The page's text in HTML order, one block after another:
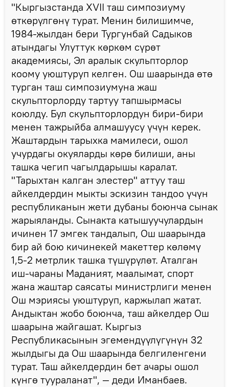
"Кыргызстанда XVII таш симпозиуму
өткөрүлгөнү турат. Менин билишимче,
1984-жылдан бери Тургунбай Садыков
атындагы Улуттук көркөм сүрөт
академиясы, Эл аралык скульпторлор
коому уюштуруп келген. Ош шаарында өтө
турган таш симпозиумуна жаш
скульпторлорду тартуу тапшырмасы
коюлду. Бул скульпторлордун бири-бири
менен тажрыйба алмашуусу үчүн керек.
Жаштардын тарыхка мамилеси, ошол
учурдагы окуяларды көрө билиши, аны
ташка чегип чагылдарышы каралат.
"Тарыхтан калган элестер" аттуу таш
айкелдердин мыкты эскизин тандоо үчүн
республиканын жети дубаны боюнча сынак
жарыяланды. Сынакта катышуучулардын
ичинен 17 эмгек тандалып, Ош шаарында
бир ай бою кичинекей макеттер көлөмү
1,5-2 метрлик ташка түшүрүлөт. Аталган
иш-чараны Маданият, маалымат, спорт
жана жаштар саясаты министрлиги менен
Ош мэриясы уюштуруп, каржылап жатат.
Андыктан жобо боюнча, таш айкелдер Ош
шаарына жайгашат. Кыргыз
Республикасынын эгемендүүлүгүнүн 32
жылдыгы да Ош шаарында белгиленгени
турат. Таш айкелдердин бет ачары ошол
күнгө туураланат", — деди Иманбаев.